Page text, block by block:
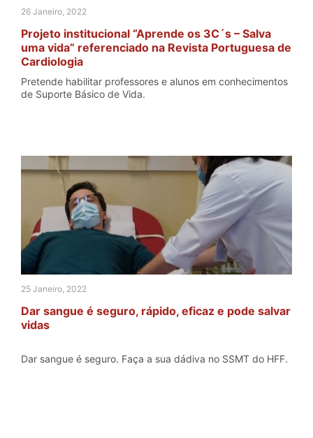
26 Janeiro, 2022
Projeto institucional “Aprende os 3C´s – Salva
uma vida” referenciado na Revista Portuguesa de
Cardiologia
Pretende habilitar professores e alunos em conhecimentos
de Suporte Básico de Vida.
25 Janeiro, 2022
Dar sangue é seguro, rápido, eficaz e pode salvar
vidas
Dar sangue é seguro. Faça a sua dádiva no SSMT do HFF.